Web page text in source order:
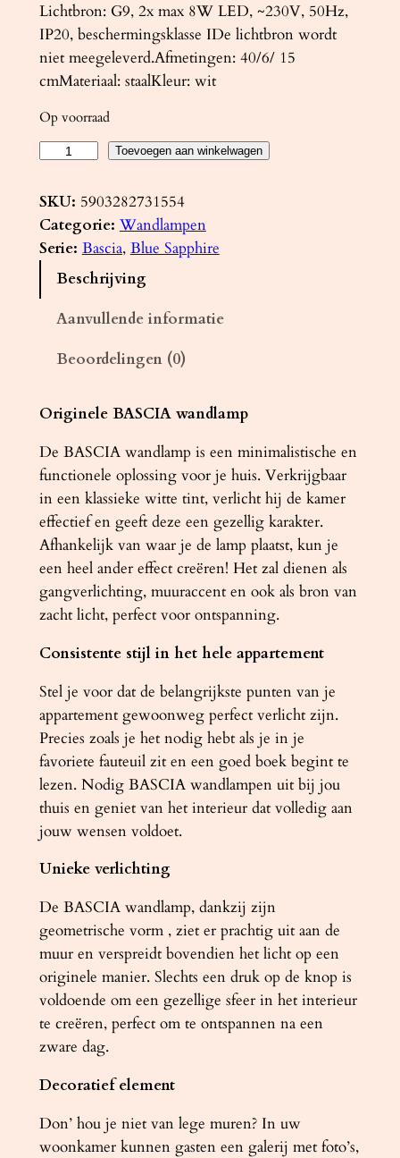
Lichtbron: G9, 2x max 8W LED, ~230V, 50Hz,
IP20, beschermingsklasse IDe lichtbron wordt
niet meegeleverd.Afmetingen: 40/6/ 15
cmMateriaal: staalKleur: wit
Op voorraad
n
d
l
C
A
w
i
t
a
a
n
t
l
Toevoegen aan winkelwagen
SKU: 5903282731554
Categorie: Wandlampen
Serie: Bascia, Blue Sapphire
Beschrijving
Aanvullende informatie
Beoordelingen (0)
Originele BASCIA wandlamp
De BASCIA wandlamp is een minimalistische en
functionele oplossing voor je huis. Verkrijgbaar
in een klassieke witte tint, verlicht hij de kamer
effectief en geeft deze een gezellig karakter.
Afhankelijk van waar je de lamp plaatst, kun je
een heel ander effect creëren! Het zal dienen als
gangverlichting, muuraccent en ook als bron van
zacht licht, perfect voor ontspanning.
Consistente stijl in het hele appartement
Stel je voor dat de belangrijkste punten van je
appartement gewoonweg perfect verlicht zijn.
Precies zoals je het nodig hebt als je in je
favoriete fauteuil zit en een goed boek begint te
lezen. Nodig BASCIA wandlampen uit bij jou
thuis en geniet van het interieur dat volledig aan
jouw wensen voldoet.
Unieke verlichting
De BASCIA wandlamp, dankzij zijn
geometrische vorm , ziet er prachtig uit aan de
muur en verspreidt bovendien het licht op een
originele manier. Slechts een druk op de knop is
voldoende om een ​​gezellige sfeer in het interieur
te creëren, perfect om te ontspannen na een
zware dag.
Decoratief element
Don’ hou je niet van lege muren? In uw
woonkamer kunnen gasten een galerij met foto’s,